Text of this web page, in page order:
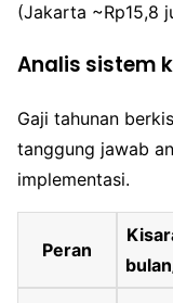
(Jakarta ~Rp15,8
Analis sistem
Gaji tahunan
tanggung jawab
implementasi.
Peran